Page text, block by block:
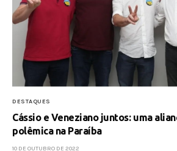
DESTAQUES
Cássio e Veneziano juntos: uma
polêmica na Paraíba
10 DE OUTUBRO DE 2022